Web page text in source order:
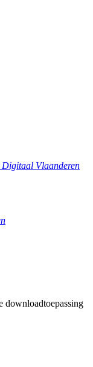
Digitaal Vlaanderen
downloadtoepassing